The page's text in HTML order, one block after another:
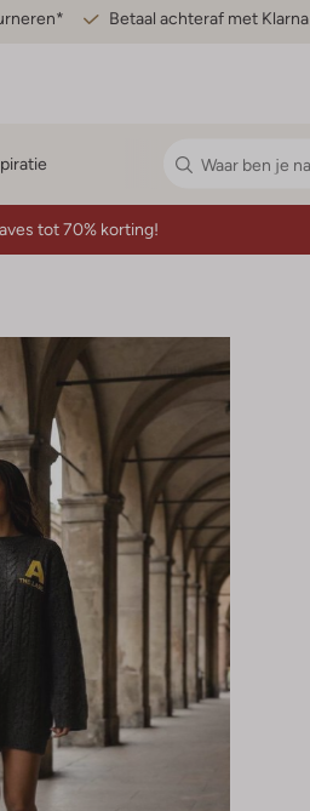
Betaal achteraf met Klarna
tot 70% korting!